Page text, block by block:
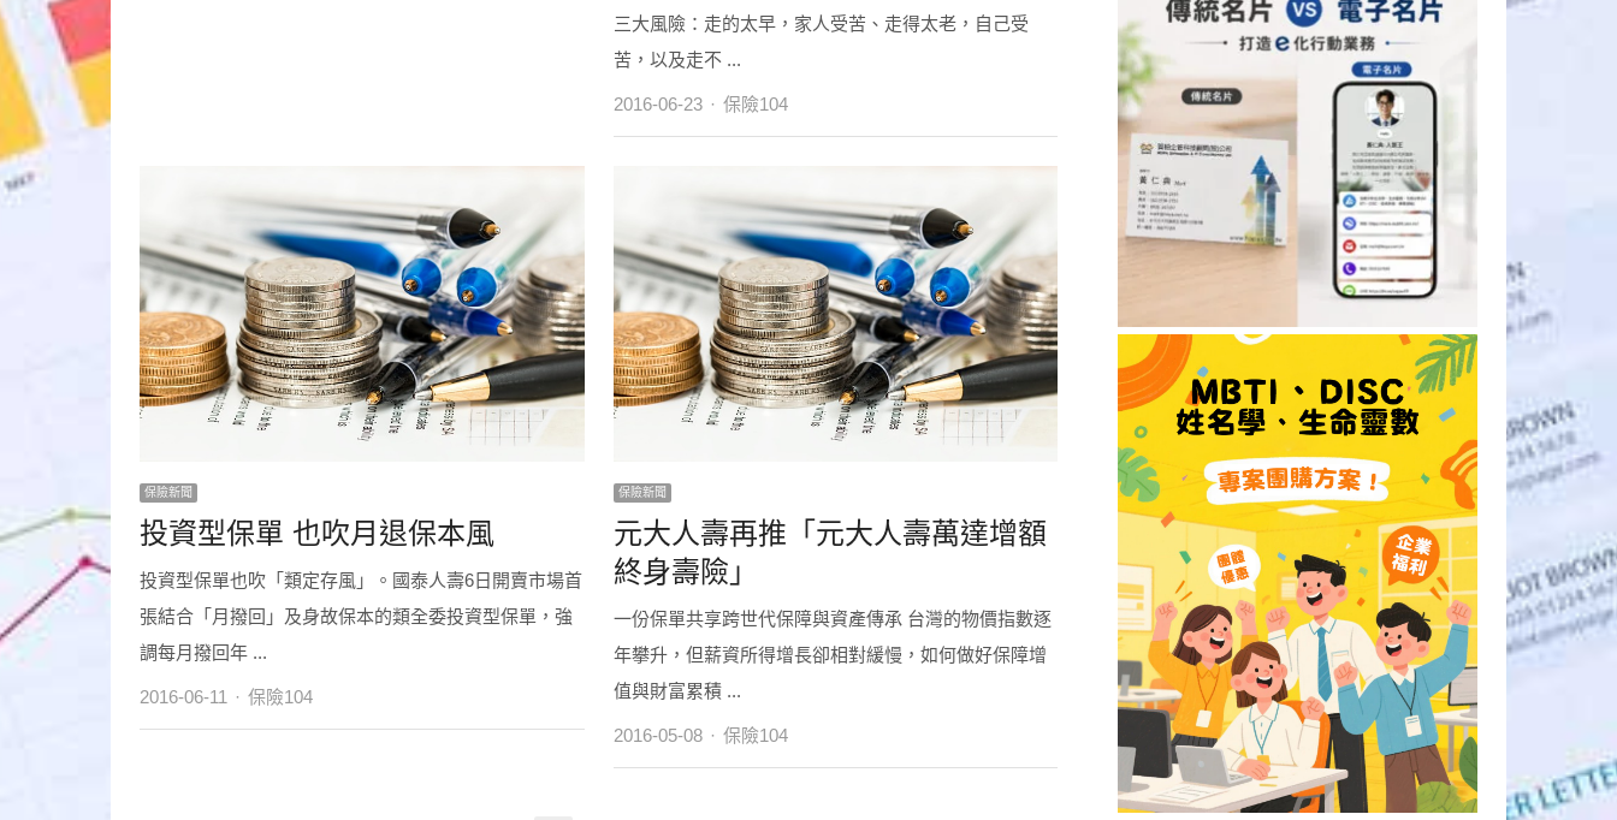
三大風險：走的太早，家人受苦、走得太老，自己受
苦，以及走不 ...
2016-06-23 Author
保險104
保險新聞
投資型保單 也吹月退保本風
投資型保單也吹「類定存風」。國泰人壽6日開賣市場首
張結合「月撥回」及身故保本的類全委投資型保單，強
調每月撥回年 ...
2016-06-11 Author
保險104
保險新聞
元大人壽再推「元大人壽萬達增額
終身壽險」
一份保單共享跨世代保障與資產傳承 台灣的物價指數逐
年攀升，但薪資所得增長卻相對緩慢，如何做好保障增
值與財富累積 ...
2016-05-08 Author
保險104